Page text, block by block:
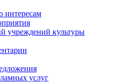
интересам
учреждений культуры
услуг